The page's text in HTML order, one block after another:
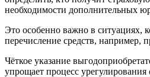
необходимости дополнительных
Это особенно важно в ситуациях,
перечисление средств, например,
Чёткое указание
упрощает процесс урегулирования